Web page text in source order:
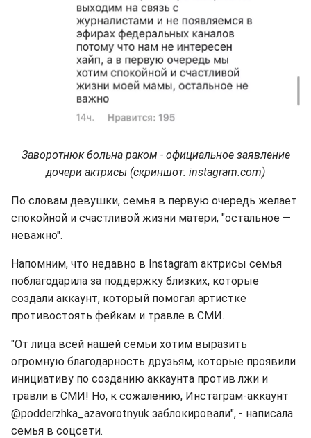
Заворотнюк больна раком - официальное заявление
дочери актрисы (скриншот: instagram.com)
По словам девушки, семья в первую очередь желает
спокойной и счастливой жизни матери, "остальное —
неважно".
Напомним, что недавно в Instagram актрисы семья
поблагодарила за поддержку близких, которые
создали аккаунт, который помогал артистке
противостоять фейкам и травле в СМИ.
"От лица всей нашей семьи хотим выразить
огромную благодарность друзьям, которые проявили
инициативу по созданию аккаунта против лжи и
травли в СМИ! Но, к сожалению, Инстаграм-аккаунт
@podderzhka_azavorotnyuk заблокировали", - написала
семья в соцсети.